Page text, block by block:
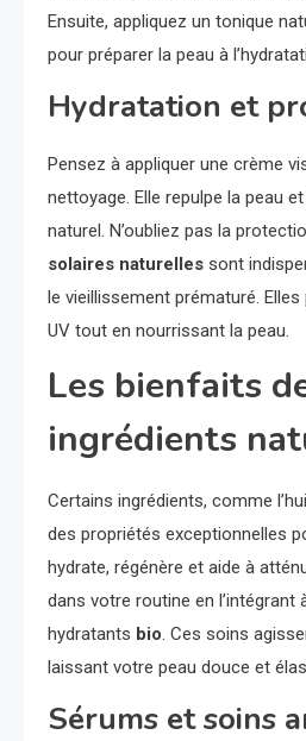
Ensuite, appliquez un tonique
pour préparer la peau à
Hydratation et
Pensez à appliquer une crème
nettoyage. Elle repulpe la peau
naturel. N’oubliez pas la
solaires naturelles sont
le vieillissement prématuré.
UV tout en nourrissant la peau.
Les bienfaits
ingrédients
Certains ingrédients, comme
des propriétés exceptionnelles
hydrate, régénère et aide à
dans votre routine en l’intégrant
hydratants bio . Ces soins
laissant votre peau douce et
Sérums et soins